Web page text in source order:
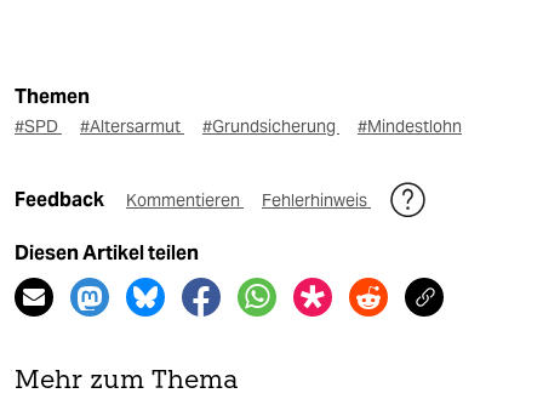
Themen
#SPD #Altersarmut #Grundsicherung #Mindestlohn
Feedback Kommentieren Fehlerhinweis
Diesen Artikel teilen
Mehr zum Thema